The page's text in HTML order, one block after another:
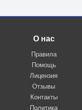
О нас
Правила
Помощь
Лицензия
Отзывы
Контакты
Политика